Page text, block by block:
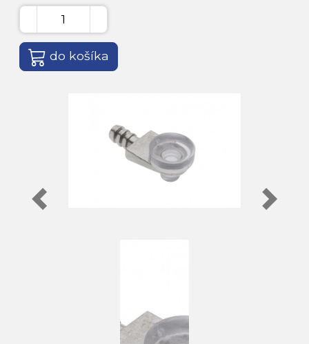
do košíka